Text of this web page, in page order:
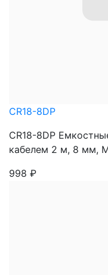
CR18-8DP
CR18-8DP
кабелем 2 м, 8 мм,
998 ₽